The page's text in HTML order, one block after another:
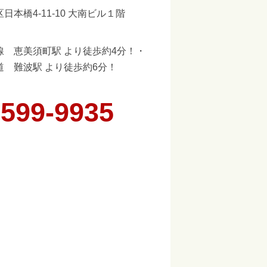
日本橋4-11-10 大南ビル１階
恵美須町駅 より徒歩約4分！・
難波駅 より徒歩約6分！
9935